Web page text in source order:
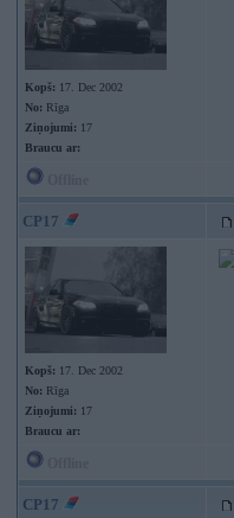
Kopš: 17. Dec 2002
No: Rīga
Ziņojumi: 17
Braucu ar:
CP17
Kopš: 17. Dec 2002
No: Rīga
Ziņojumi: 17
Braucu ar:
CP17